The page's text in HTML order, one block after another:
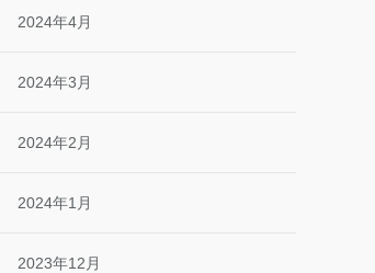
2024年4月
2024年3月
2024年2月
2024年1月
2023年12月